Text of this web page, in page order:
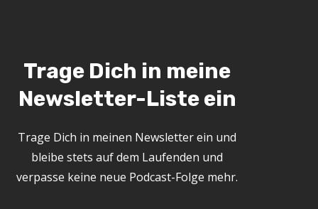
Trage Dich in meine
Newsletter-Liste ein
Trage Dich in meinen Newsletter ein und
bleibe stets auf dem Laufenden und
verpasse keine neue Podcast-Folge mehr.